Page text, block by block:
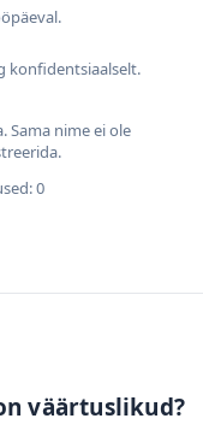
konfidentsiaalselt.
Sama nime ei ole
0
väärtuslikud?